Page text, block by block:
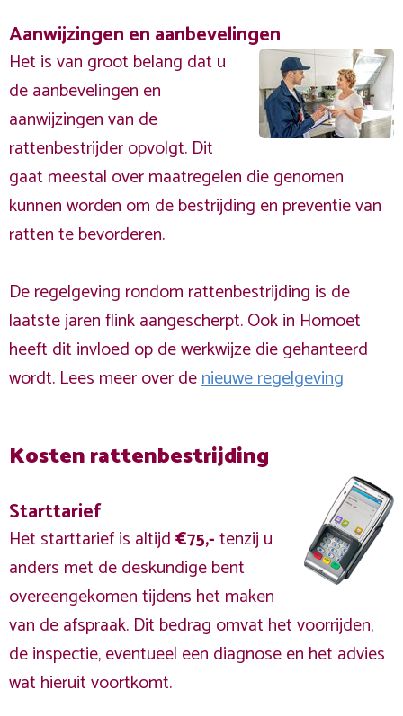
Aanwijzingen en aanbevelingen
Het is van groot belang dat u
de aanbevelingen en
aanwijzingen van de
rattenbestrijder opvolgt. Dit
gaat meestal over maatregelen die genomen
kunnen worden om de bestrijding en preventie van
ratten te bevorderen.
De regelgeving rondom rattenbestrijding is de
laatste jaren flink aangescherpt. Ook in Homoet
heeft dit invloed op de werkwijze die gehanteerd
wordt. Lees meer over denieuwe regelgeving
Kosten rattenbestrijding
Starttarief
Het starttarief is altijd€75,-tenzij u
anders met de deskundige bent
overeengekomen tijdens het maken
van de afspraak. Dit bedrag omvat het voorrijden,
de inspectie, eventueel een diagnose en het advies
wat hieruit voortkomt.